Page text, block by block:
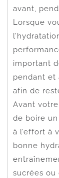
avant,
Lorsque
important
pendant et
afin de
Avant
de boire
à l’effort à
bonne
sucrées